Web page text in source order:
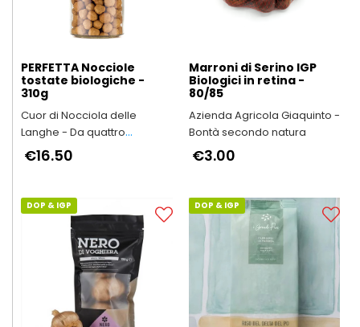
PERFETTA Nocciole
tostate biologiche -
310g
Cuor di Nocciola delle
Langhe - Da quattro
generazioni in Alta Langa
€16.50
Marroni di Serino IGP
Biologici in retina -
80/85
Azienda Agricola Giaquinto -
Bontà secondo natura
€3.00
DOP & IGP DOP & IGP